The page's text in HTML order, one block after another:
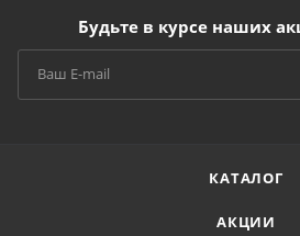
Будьте в курсе наших
КАТАЛОГ
АКЦИИ